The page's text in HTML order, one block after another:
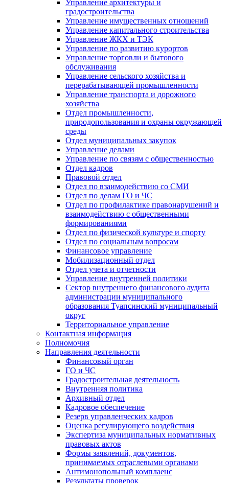
Управление архитектуры и
градостроительства
Управление имущественных отношений
Управление капитального строительства
Управление ЖКХ и ТЭК
Управление по развитию курортов
Управление торговли и бытового
обслуживания
Управление сельского хозяйства и
перерабатывающей промышленности
Управление транспорта и дорожного
хозяйства
Отдел промышленности,
природопользования и охраны окружающей
среды
Отдел муниципальных закупок
Управление делами
Управление по связям с общественностью
Отдел кадров
Правовой отдел
Отдел по взаимодействию со СМИ
Отдел по делам ГО и ЧС
Отдел по профилактике правонарушений и
взаимодействию с общественными
формированиями
Отдел по физической культуре и спорту
Отдел по социальным вопросам
Финансовое управление
Мобилизационный отдел
Отдел учета и отчетности
Управление внутренней политики
Сектор внутреннего финансового аудита
администрации муниципального
образования Туапсинский муниципальный
округ
Территориальное управление
Контактная информация
Полномочия
Направления деятельности
Финансовый орган
ГО и ЧС
Градостроительная деятельность
Внутренняя политика
Архивный отдел
Кадровое обеспечение
Резерв управленческих кадров
Оценка регулирующего воздействия
Экспертиза муниципальных нормативных
правовых актов
Формы заявлений, документов,
принимаемых отраслевыми органами
Антимонопольный комплаенс
Результаты проверок